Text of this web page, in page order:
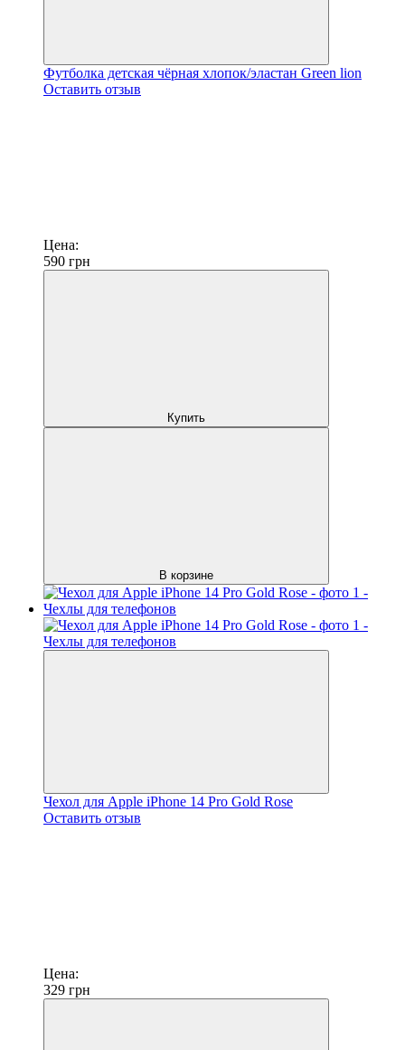
Футболка детская чёрная хлопок/эластан Green lion
Оставить отзыв
Цена:
590 грн
Купить
В корзине
Чехол для Apple iPhone 14 Pro Gold Rose
Оставить отзыв
Цена:
329 грн